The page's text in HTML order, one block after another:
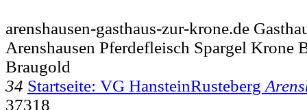
arenshausen-gasthaus-zur-krone.de
Arenshausen Pferdefleisch Spargel Krone
Braugold
34 Startseite: VG HansteinRusteberg
37318